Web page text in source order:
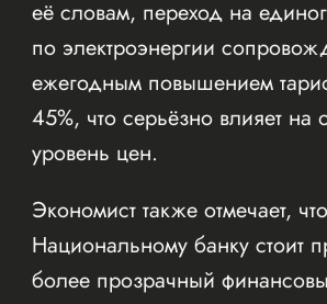
её словам, переход на
по электроэнергии
ежегодным повышением
45%, что серьёзно влияет на
уровень цен.
Экономист также отмечает, что
Национальному банку стоит
более прозрачный